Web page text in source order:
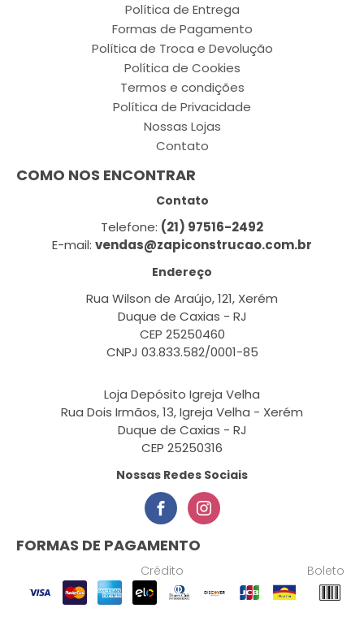
Política de Entrega
Formas de Pagamento
Política de Troca e Devolução
Política de Cookies
Termos e condições
Política de Privacidade
Nossas Lojas
Contato
COMO NOS ENCONTRAR
Contato
Telefone: (21) 97516-2492
E-mail: vendas@zapiconstrucao.com.br
Endereço
Rua Wilson de Araújo, 121, Xerém
Duque de Caxias - RJ
CEP 25250460
CNPJ 03.833.582/0001-85
Loja Depósito Igreja Velha
Rua Dois Irmãos, 13, Igreja Velha - Xerém
Duque de Caxias - RJ
CEP 25250316
Nossas Redes Sociais
FORMAS DE PAGAMENTO
Crédito Boleto